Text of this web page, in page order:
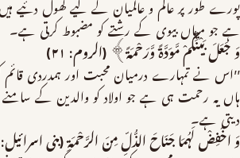
پورے طور پر عالم و عالمیان کے لیے کھول دئیے
ہے جو میاں بیوی کے رشتے کو مضبوط کرتی ہے۔
وَ جَعَلَ بَیْنَکُمْ مَّوَدَّۃً وَّرَحْمَۃً﴾ (الروم: ۲۱)
’’اس نے تمہارے درمیان محبت اور ہمدردی
ہاں یہ رحمت ہی ہے جو اولاد کو والدین کے سامنے
دیتی ہے۔
وَ اخْفِضْ لَہُمَا جَنَاحَ الذُّلِّ مِنَ الرَّحْمَۃِ (بنی اسرائیل: ۲۴)